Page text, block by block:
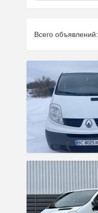
Всего объявлений: